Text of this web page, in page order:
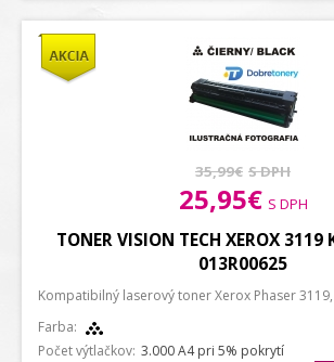
35,99€ S DPH
25,95€ S DPH
TONER VISION TECH XEROX 3119
013R00625
Kompatibilný laserový toner Xerox Phaser
Farba:
Počet výtlačkov: 3.000 A4 pri 5% pokrytí